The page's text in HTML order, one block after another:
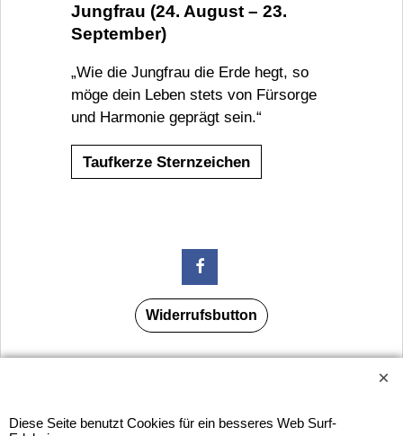
Jungfrau (24. August – 23.
September)
„Wie die Jungfrau die Erde hegt, so
möge dein Leben stets von Fürsorge
und Harmonie geprägt sein.“
Taufkerze Sternzeichen
Widerrufsbutton
Urlaubsinformation: Unser Geschäft bleibt von 3.8. bis
HORNdeko 1010 Wien, Fischerstiege 4-8
Diese Seite benutzt Cookies für ein besseres Web Surf-